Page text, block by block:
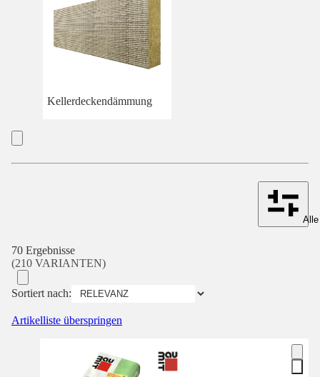
Kellerdeckendämmung
70 Ergebnisse
(210 VARIANTEN)
Sortiert nach:
Artikelliste überspringen